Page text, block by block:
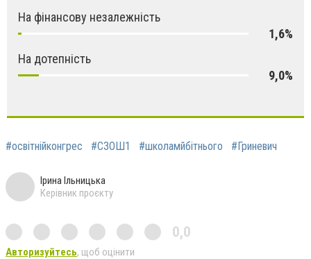
На фінансову незалежність
1,6%
На дотепність
9,0%
#освітнійконгрес #СЗОШ1 #школамйбітнього #Гриневич
Ірина Ільницька
Керівник проєкту
0,0
Авторизуйтесь, щоб оцінити